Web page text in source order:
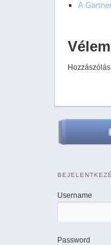
A
Username
Password